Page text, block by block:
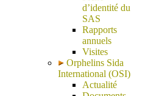
d’identité du
SAS
Rapports
annuels
Visites
Orphelins Sida
International (OSI)
Actualité